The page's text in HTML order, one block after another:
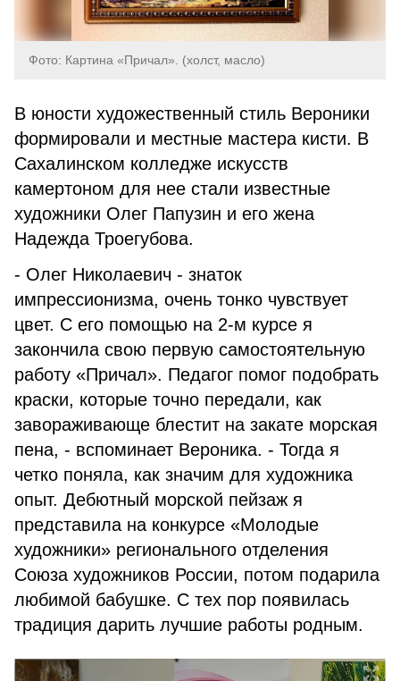
Фото: Картина «Причал». (холст, масло)
В юности художественный стиль Вероники
формировали и местные мастера кисти. В
Сахалинском колледже искусств
камертоном для нее стали известные
художники Олег Папузин и его жена
Надежда Троегубова.
- Олег Николаевич - знаток
импрессионизма, очень тонко чувствует
цвет. С его помощью на 2-м курсе я
закончила свою первую самостоятельную
работу «Причал». Педагог помог подобрать
краски, которые точно передали, как
завораживающе блестит на закате морская
пена, - вспоминает Вероника. - Тогда я
четко поняла, как значим для художника
опыт. Дебютный морской пейзаж я
представила на конкурсе «Молодые
художники» регионального отделения
Союза художников России, потом подарила
любимой бабушке. С тех пор появилась
традиция дарить лучшие работы родным.